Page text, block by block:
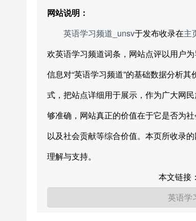
网站说明：
英语学习频道_unsv于发布收录在主
欢英语学习频道词条，网站点评以用户
信息对“英语学习频道”的基础数据分析
式，把站点详细用于展示，作为广大网
够准确，网站真正的价值在于它是否为
以及社会贡献等综合价值。本页所收录
理解与支持。
本文链接：
英语学